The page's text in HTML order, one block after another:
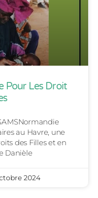
Pour Les Droit
au Havre, une
des Filles et en
Danièle
2024